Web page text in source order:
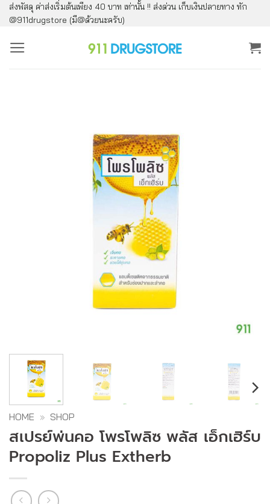
ข้าม
ไป
ยัง
ส่งพัสดุ ค่าส่งเริ่มต้นเพียง 40 บาท เท่านั้น !! ส่งด่วน เก็บเงินปลายทาง ทัก
@911drugstore (มี@ด้วยนะครับ)
HOME » SHOP
สเปรย์พ่นคอ โพรโพลิซ พลัส เอ็กเฮิร์บ
Propoliz Plus Extherb